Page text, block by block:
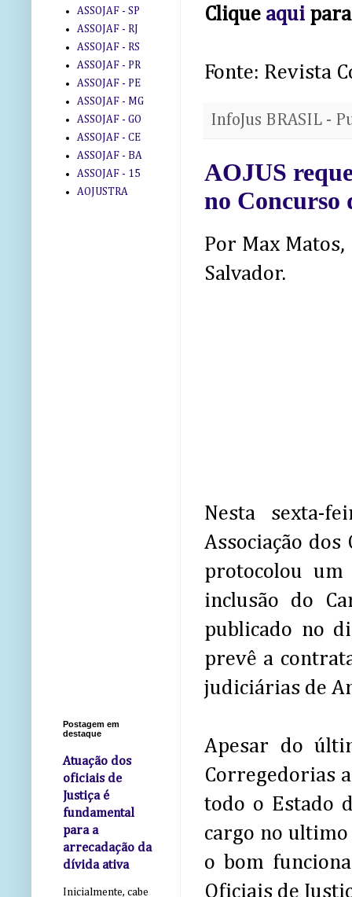
Clique aqui
Fonte: Revista
InfoJus BRASIL -
AOJUS
no Concurso
Por Max
Salvador.
Nesta sexta-
Associação dos
protocolou um
inclusão do
publicado no
prevê a
judiciárias de
Apesar do
Corregedorias
todo o Estado
cargo no ultimo
o bom
Oficiais de
ASSOJAF - SP
ASSOJAF - RJ
ASSOJAF - RS
ASSOJAF - PR
ASSOJAF - PE
ASSOJAF - MG
ASSOJAF - GO
ASSOJAF - CE
ASSOJAF - BA
ASSOJAF - 15
AOJUSTRA
Postagem em
destaque
Atuação dos
oficiais de
Justiça é
fundamental
para a
arrecadação da
dívida ativa
Inicialmente, cabe